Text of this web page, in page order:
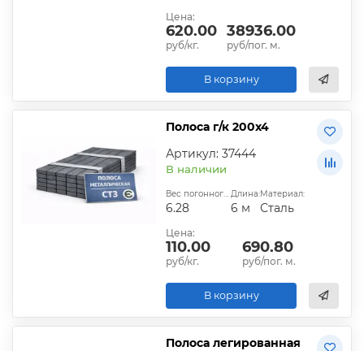
Цена:
620.00
руб/кг.
38936.00
руб/пог. м.
В корзину
Полоса г/к 200х4
Артикул: 37444
В наличии
Вес погонного метра, кг:
6.28
Длина:
6 м
Материал:
Сталь
Цена:
110.00
руб/кг.
690.80
руб/пог. м.
В корзину
Полоса легированная